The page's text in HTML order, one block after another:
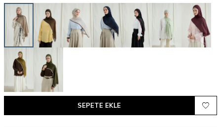
SEPETE EKLE